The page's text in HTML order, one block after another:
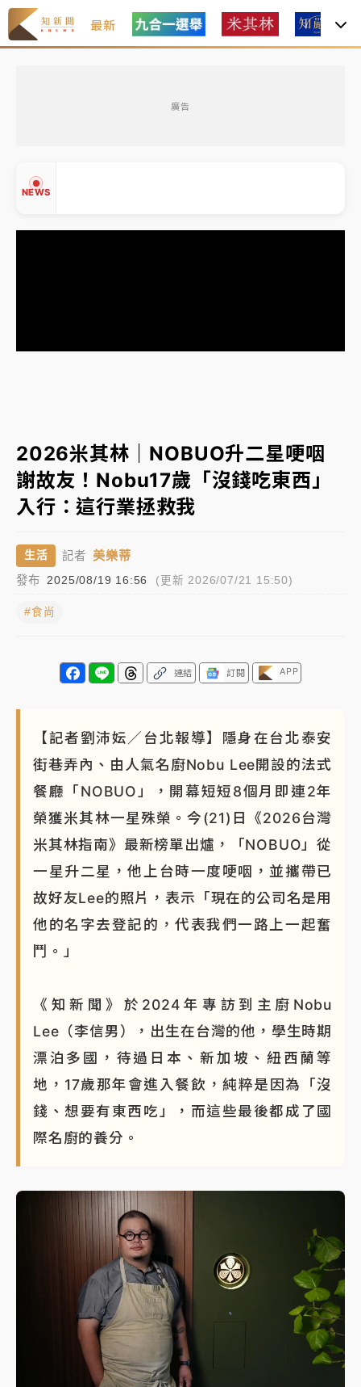
最新
廣告
NEWS
處置制度大變革！ 證交所今起縮短股票「關禁閉」天
數與撮合時間
才續任就飛美國大學面試 清大校長高為元致歉：機會
標？ 鴻海本週法說法人關注的四大重點
中租控股7月營收創今年新高 前7月獲利成長6%
獨家｜ 和欣客運總裁逝世！少東涉洗錢遭收押 戴手銬
腳鐐提前奔靈堂畫面曝
處置制度大變革！ 證交所今起縮短股票「關禁閉」天
數與撮合時間
到來時引起我的好奇
地午後雷雨
NBA｜ 傳奇名帥驚傳離世！曾以「瘋狂籃球」震撼聯
盟 兩大愛徒向他致
2026米其林｜NOBUO升二星哽咽
謝故友！Nobu17歲「沒錢吃東西」
入行：這行業拯救我
生活 記者 美樂蒂
發布 2025/08/19 16:56 (更新 2026/07/21 15:50)
#食尚
連結 訂閱 APP
【記者劉沛妘／台北報導】隱身在台北泰安
街巷弄內、由人氣名廚Nobu Lee開設的法式
餐廳「NOBUO」，開幕短短8個月即連2年
榮獲米其林一星殊榮。今(21)日《2026台灣
米其林指南》最新榜單出爐，「NOBUO」從
一星升二星，他上台時一度哽咽，並攜帶已
故好友Lee的照片，表示「現在的公司名是用
他的名字去登記的，代表我們一路上一起奮
鬥。」
《知新聞》於2024年專訪到主廚Nobu
Lee（李信男），出生在台灣的他，學生時期
漂泊多國，待過日本、新加坡、紐西蘭等
地，17歲那年會進入餐飲，純粹是因為「沒
錢、想要有東西吃」，而這些最後都成了國
際名廚的養分。